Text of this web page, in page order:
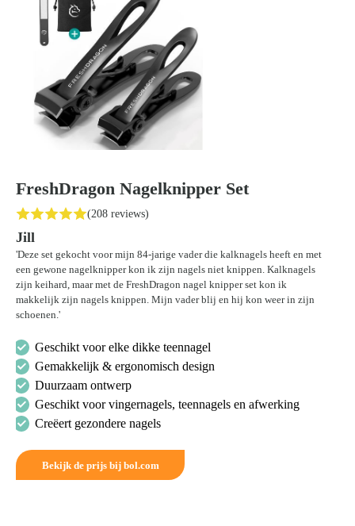
FreshDragon Nagelknipper Set
(208 reviews)
Jill
'Deze set gekocht voor mijn 84-jarige vader die kalknagels heeft en met
een gewone nagelknipper kon ik zijn nagels niet knippen. Kalknagels
zijn keihard, maar met de FreshDragon nagel knipper set kon ik
makkelijk zijn nagels knippen. Mijn vader blij en hij kon weer in zijn
schoenen.'
Geschikt voor elke dikke teennagel
Gemakkelijk & ergonomisch design
Duurzaam ontwerp
Geschikt voor vingernagels, teennagels en afwerking
Creëert gezondere nagels
Bekijk de prijs bij bol.com